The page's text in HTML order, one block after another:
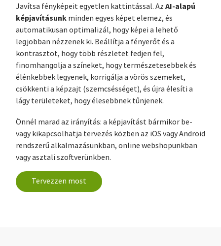
Javítsa fényképeit egyetlen kattintással. Az AI-alapú
képjavításunk minden egyes képet elemez, és
automatikusan optimalizál, hogy képei a lehető
legjobban nézzenek ki. Beállítja a fényerőt és a
kontrasztot, hogy több részletet fedjen fel,
finomhangolja a színeket, hogy természetesebbek és
élénkebbek legyenek, korrigálja a vörös szemeket,
csökkenti a képzajt (szemcsésséget), és újra élesíti a
lágy területeket, hogy élesebbnek tűnjenek.
Önnél marad az irányítás: a képjavítást bármikor be-
vagy kikapcsolhatja tervezés közben az iOS vagy Android
rendszerű alkalmazásunkban, online webshopunkban
vagy asztali szoftverünkben.
Tervezzen most